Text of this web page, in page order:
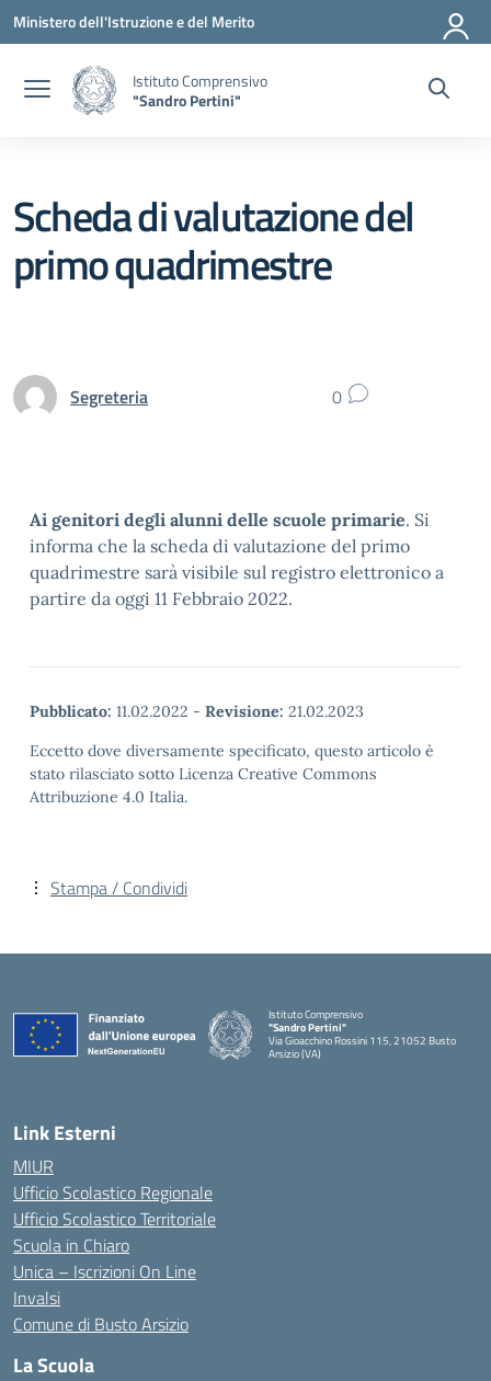
Vai ai contenuti
Vai al menu di navigazione
Vai al footer
Ministero dell'Istruzione e del Merito
Istituto Comprensivo
"Sandro Pertini"
Scheda di valutazione del
primo quadrimestre
Segreteria 0
Ai genitori degli alunni delle scuole primarie. Si
informa che la scheda di valutazione del primo
quadrimestre sarà visibile sul registro elettronico a
partire da oggi 11 Febbraio 2022.
Pubblicato: 11.02.2022 - Revisione: 21.02.2023
Eccetto dove diversamente specificato, questo articolo è
stato rilasciato sotto Licenza Creative Commons
Attribuzione 4.0 Italia.
Stampa / Condividi
Istituto Comprensivo
"Sandro Pertini"
Via Gioacchino Rossini 115, 21052 Busto
Arsizio (VA)
Link Esterni
MIUR
Ufficio Scolastico Regionale
Ufficio Scolastico Territoriale
Scuola in Chiaro
Unica – Iscrizioni On Line
Invalsi
Comune di Busto Arsizio
La Scuola